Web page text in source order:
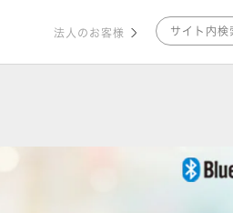
法人のお客様